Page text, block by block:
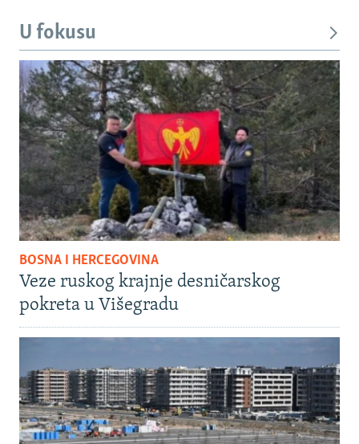
U fokusu
BOSNA I HERCEGOVINA
Veze ruskog krajnje desničarskog
pokreta u Višegradu